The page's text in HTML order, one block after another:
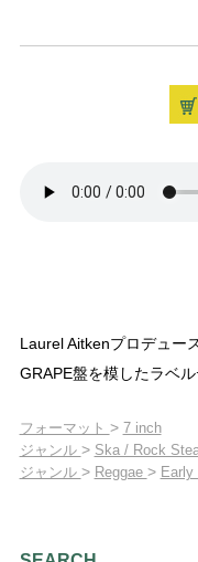
Laurel Aitkenプロデュー
GRAPE盤を模したラベル
フォーマット > 7 inch
ジャンル > Ska / Rock
ジャンル > Reggae > Early